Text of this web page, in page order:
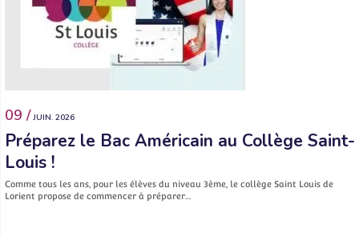
09 / JUIN. 2026
Préparez le Bac Américain au Collège Saint-
Louis !
Comme tous les ans, pour les élèves du niveau 3ème, le collège Saint Louis de
Lorient propose de commencer à préparer…